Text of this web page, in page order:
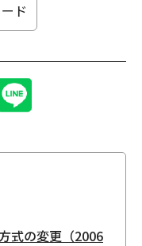
ド
式の変更（2006